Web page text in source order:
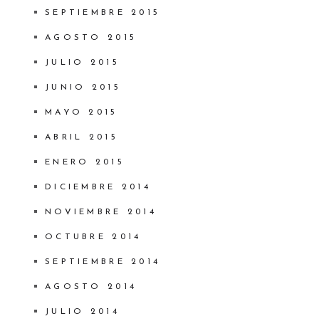
SEPTIEMBRE 2015
AGOSTO 2015
JULIO 2015
JUNIO 2015
MAYO 2015
ABRIL 2015
ENERO 2015
DICIEMBRE 2014
NOVIEMBRE 2014
OCTUBRE 2014
SEPTIEMBRE 2014
AGOSTO 2014
JULIO 2014